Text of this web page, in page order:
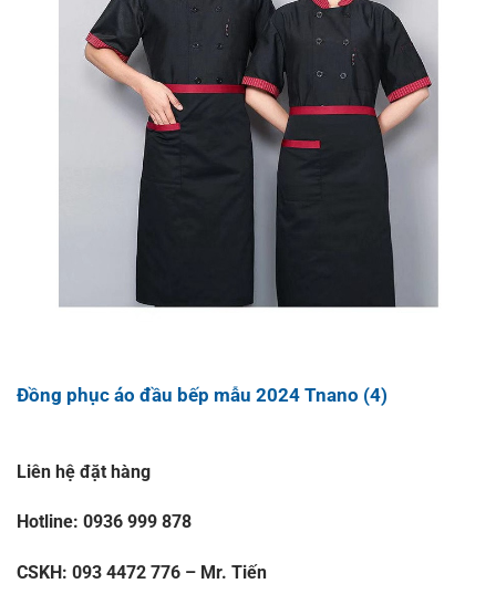
Đồng phục áo đầu bếp mẫu 2024 Tnano (4)
Liên hệ đặt hàng
Hotline: 0936 999 878
CSKH: 093 4472 776 – Mr. Tiến